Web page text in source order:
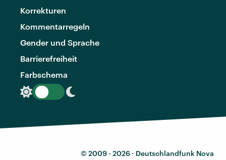
Korrekturen
Kommentarregeln
Gender und Sprache
Barrierefreiheit
Farbschema
© 2009 - 2026 · Deutschlandfunk Nova